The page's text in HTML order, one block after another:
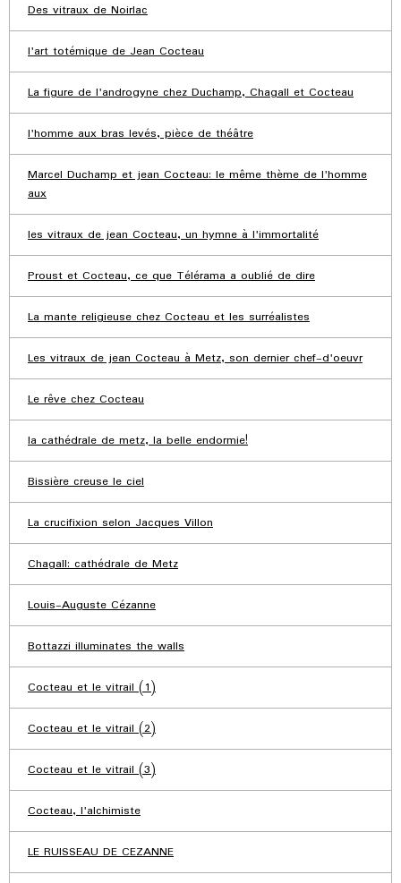
Des vitraux de Noirlac
l'art totémique de Jean Cocteau
La figure de l'androgyne chez Duchamp, Chagall et Cocteau
l'homme aux bras levés, pièce de théâtre
Marcel Duchamp et jean Cocteau: le même thème de l'homme
aux
les vitraux de jean Cocteau, un hymne à l'immortalité
Proust et Cocteau, ce que Télérama a oublié de dire
La mante religieuse chez Cocteau et les surréalistes
Les vitraux de jean Cocteau à Metz, son dernier chef-d'oeuvr
Le rêve chez Cocteau
la cathédrale de metz, la belle endormie!
Bissière creuse le ciel
La crucifixion selon Jacques Villon
Chagall: cathédrale de Metz
Louis-Auguste Cézanne
Bottazzi illuminates the walls
Cocteau et le vitrail (1)
Cocteau et le vitrail (2)
Cocteau et le vitrail (3)
Cocteau, l'alchimiste
LE RUISSEAU DE CEZANNE